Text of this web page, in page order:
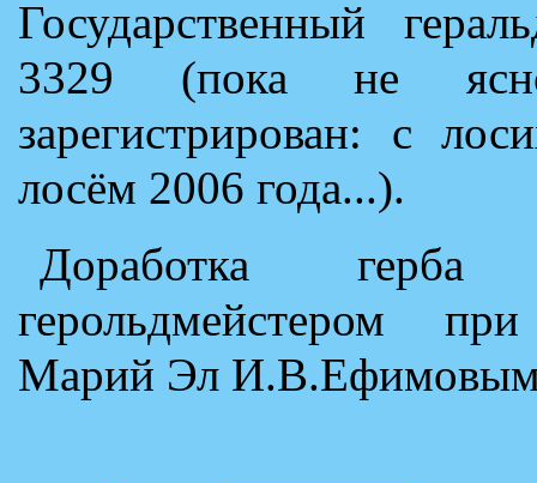
Государственный
3329 (пока не
зарегистрирован: с
лосём 2006 года...).
Доработка герба
герольдмейстером
Марий Эл